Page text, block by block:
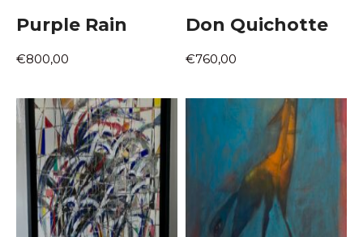
Purple Rain
€800,00
Don Quichotte
€760,00